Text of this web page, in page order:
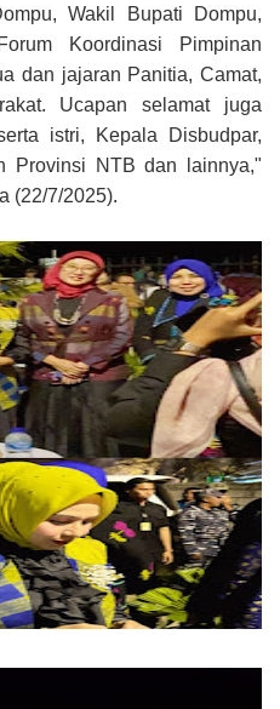
Wakil Bupati Dompu,
Koordinasi Pimpinan
dan jajaran Panitia, Camat,
Ucapan selamat juga
istri, Kepala Disbudpar,
Provinsi NTB dan lainnya,"
(22/7/2025).